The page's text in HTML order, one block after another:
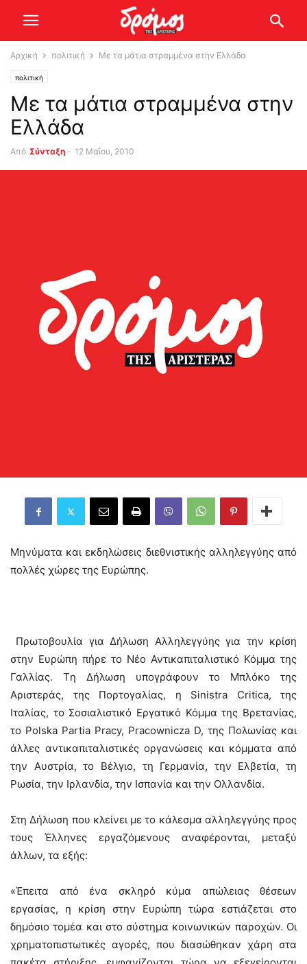
Αρχική πολιτική Με τα μάτια στραμμένα στην Ελλάδα
πολιτική
Με τα μάτια στραμμένα στην
Ελλάδα
Από Σύνταξη - 12 Μαΐου, 2010
Μηνύματα και εκδηλώσεις διεθνιστικής αλληλεγγύης από
πολλές χώρες της Ευρώπης.
Πρωτοβουλία για Δήλωση Αλληλεγγύης για την κρίση
στην Ευρώπη πήρε το Νέο Αντικαπιταλιστικό Κόμμα της
Γαλλίας. Tη Δήλωση υπογράφουν το Μπλόκο της
Αριστεράς, της Πορτογαλίας, η Sinistra Critica, της
Ιταλίας, το Σοσιαλιστικό Εργατικό Κόμμα της Βρετανίας,
το Polska Partia Pracy, Pracownicza D, της Πολωνίας και
άλλες αντικαπιταλιστικές οργανώσεις και κόμματα από
την Αυστρία, το Βέλγιο, τη Γερμανία, την Ελβετία, τη
Ρωσία, την Ιρλανδία, την Ισπανία και την Ολλανδία.
Στη Δήλωση που κλείνει με το κάλεσμα αλληλεγγύης προς
τους Έλληνες εργαζόμενους αναφέρονται, μεταξύ
άλλων, τα εξής:
«Έπειτα από ένα σκληρό κύμα απώλειας θέσεων
εργασίας, η κρίση στην Ευρώπη τώρα εστιάζεται στο
δημόσιο τομέα και στο σύστημα κοινωνικών παροχών. Οι
χρηματοπιστωτικές αγορές, που διασώθηκαν χάρη στα